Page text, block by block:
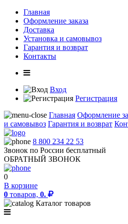
Главная
Оформление заказа
Доставка
Установка и самовывоз
Гарантия и возврат
Контакты
Вход
Регистрация
Главная Оформление
и самовывоз Гарантия и возврат
8 800 234 22 53
Звонок по России бесплатный
ОБРАТНЫЙ ЗВОНОК
0
В корзине
0 товаров, 0.
Каталог товаров